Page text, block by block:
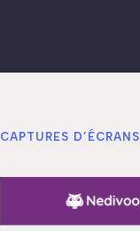
CAPTURES D’ÉCRANS